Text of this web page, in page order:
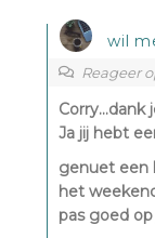
wil
Reageer
Corry…dank
Ja jij hebt
genuet een
het
pas goed